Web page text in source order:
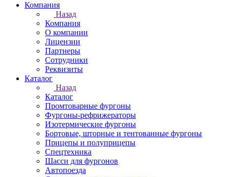
Компания
Назад
Компания
О компании
Лицензии
Партнеры
Сотрудники
Реквизиты
Каталог
Назад
Каталог
Промтоварные фургоны
Фургоны-рефрижераторы
Изотермические фургоны
Бортовые, шторные и тентованные фургоны
Прицепы и полуприцепы
Спецтехника
Шасси для фургонов
Автопоезда